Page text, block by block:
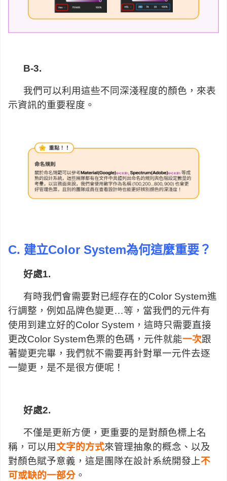
B-3.
我們可以利用這些不同深淺程度的顏色，來表
示資訊的重要程度。
C. 建立Color System為何這麼重要？
好處1.
有時我們會需要對已經存在的Color System進
行調整，例如品牌色變更…等，當我們的元件有
使用到建立好的Color System，這時只需要直接
更改Color System色票的色碼，元件就能一次跟
著變更完畢，我們就不需要再針對單一元件去逐
一變更，是不是很方便呢！
好處2.
不僅是更新方便，更重要的是對顏色標上名
稱，可以用文字的方式來管理抽象的概念、以及
對顏色賦予意義，這是團隊在設計系統開發上不
可或缺的一部分 。